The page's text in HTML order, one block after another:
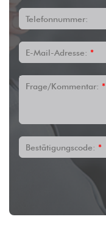
Telefonnummer:
E-Mail-Adresse: *
Frage/Kommentar: *
Bestätigungscode: *